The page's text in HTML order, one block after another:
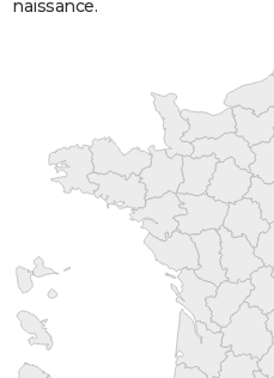
naissance.